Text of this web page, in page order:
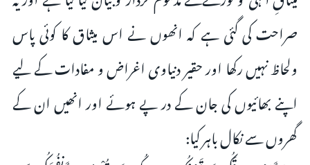
صراحت کی گئی ہے کہ انھوں نے اس میثاق کا کوئی پاس
ولحاظ نہیں رکھا اور حقیر دنیاوی اغراض و مفادات کے لیے
اپنے بھائیوں کی جان کے در پے ہوئے اور انھیں ان کے
گھروں سے نکال باہر کیا: